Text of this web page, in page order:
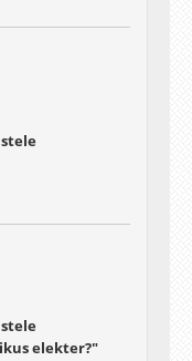
elekter?"